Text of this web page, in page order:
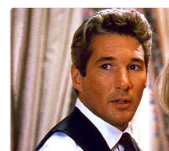
“Kami bersedia untuk
serangga, yang memberi
makanan pada skala global,”
Animal Health, Annette Kleiser.
Vaksin yang pada awalnya
komersial itu bertujuan untuk
penyakit serius yang